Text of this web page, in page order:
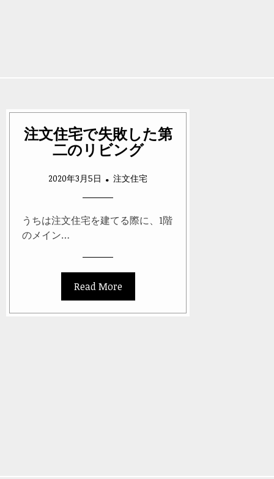
注文住宅で失敗した第
二のリビング
2020年3月5日 注文住宅
うちは注文住宅を建てる際に、1階
のメイン…
Read More